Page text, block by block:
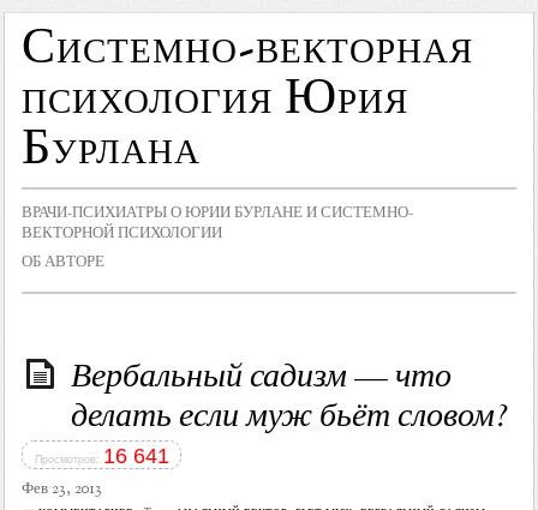
Системно-векторная
психология Юрия
Бурлана
ВРАЧИ-ПСИХИАТРЫ О ЮРИИ БУРЛАНЕ И СИСТЕМНО-
ВЕКТОРНОЙ ПСИХОЛОГИИ
ОБ АВТОРЕ
Вербальный садизм — что
делать если муж бьёт словом?
Просмотров: 16 641
Фев 23, 2013